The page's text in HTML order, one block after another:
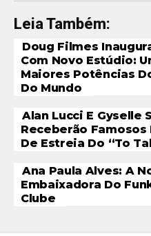
Leia Também:
Doug Filmes
Com Novo Estúdio:
Maiores Potências
Do Mundo
Alan Lucci E Gyselle
Receberão Famosos
De Estreia Do “To
Ana Paula Alves: A
Embaixadora Do
Clube